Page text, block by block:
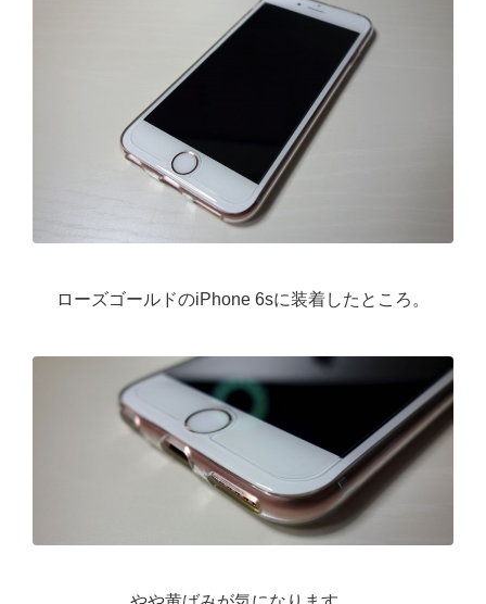
ローズゴールドのiPhone 6sに装着したところ。